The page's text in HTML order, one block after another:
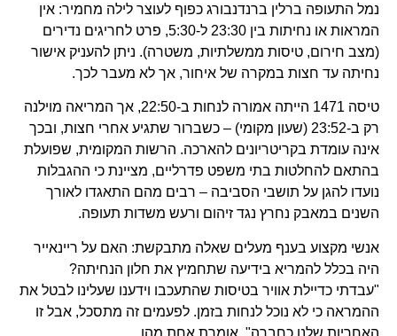
נמל התעופה ברלין ברנדנבורג כפוף לעוצר לילה מחמיר: אין
המראות או נחיתות בין 23:30 ל-5:30, פרט לחריגים נדירים
(מצב חירום, טיסות ממשלתיות, משטרה). ניתן להעניק אישור
נחיתה עד חצות במקרה של איחור, אך לא מעבר לכך.
טיסה 1471 הייתה אמורה לנחות ב-22:50, אך המריאה מוילנה
רק ב-23:52 (שעון מקומי) – כשברור שתגיע אחרי חצות, ובכך
אינה עומדת בקריטריונים להארכה. הרשות המקומית, שפועלת
בהתאם להחלטות בתי משפט פדרליים, מציינת כי ההגבלות
נועדו להגן על תושבי הסביבה – רבים מהם התאגדו לאורך
השנים במאבק נחרץ נגד זיהום ורעש משדות תעופה.
אנשי מקצוע בענף מעלים שאלה מתבקשת: האם על ריינאייר
היה בכלל להמריא בידיעה שתחמיץ את חלון הנחיתה?
"עבדתי כדיילת אוויר בטיסות שהתעכבו וידענו שעלינו לבטל את
ההמראה כי לא נוכל לנחות בזמן. לפעמים זה מתסכל, אבל זו
האחריות שלנו כחברה", אומרת אחת מהן.